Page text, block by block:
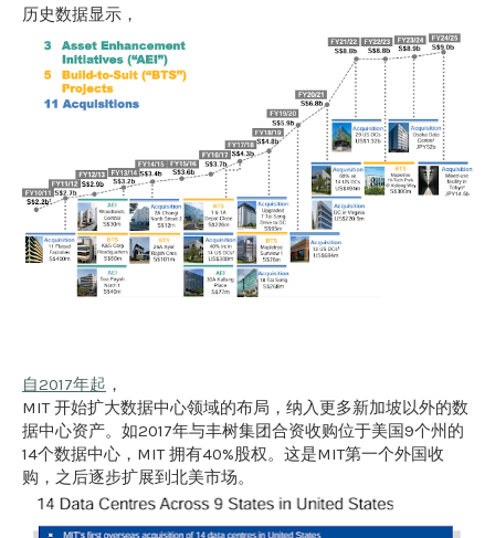
历史数据显示，
自2017年起 ，
MIT 开始扩大数据中心领域的布局，纳入更多新加坡以外的数
据中心资产。如2017年与丰树集团合资收购位于美国9个州的
14个数据中心，MIT 拥有40%股权。这是MIT第一个外国收
购，之后逐步扩展到北美市场。